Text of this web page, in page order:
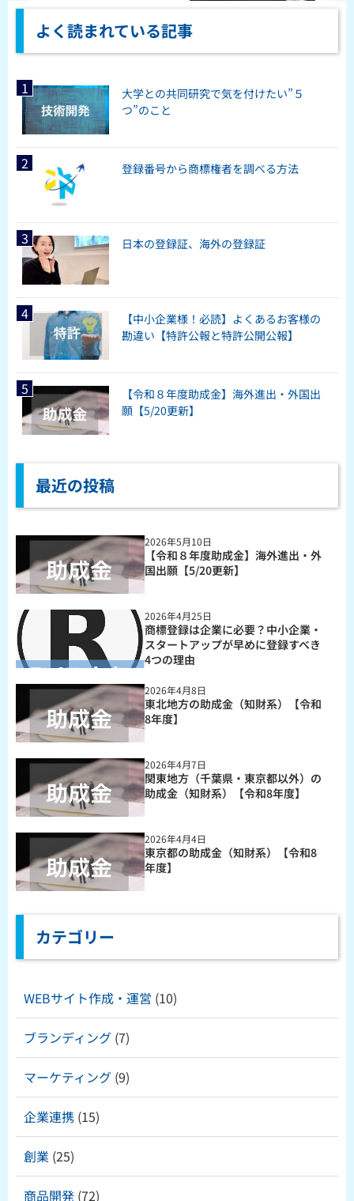
よく読まれている記事
大学との共同研究で気を付けたい”５
つ”のこと
登録番号から商標権者を調べる方法
日本の登録証、海外の登録証
【中小企業様！必読】よくあるお客様の
勘違い【特許公報と特許公開公報】
【令和８年度助成金】海外進出・外国出
願【5/20更新】
最近の投稿
2026年5月10日
【令和８年度助成金】海外進出・外
国出願【5/20更新】
2026年4月25日
商標登録は企業に必要？中小企業・
スタートアップが早めに登録すべき
4つの理由
2026年4月8日
東北地方の助成金（知財系）【令和
8年度】
2026年4月7日
関東地方（千葉県・東京都以外）の
助成金（知財系）【令和8年度】
2026年4月4日
東京都の助成金（知財系）【令和8
年度】
カテゴリー
WEBサイト作成・運営 (10)
ブランディング (7)
マーケティング (9)
企業連携 (15)
創業 (25)
商品開発 (72)